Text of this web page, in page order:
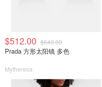
$512.00 $640.00
Prada 方形太阳镜 多色
Mytheresa